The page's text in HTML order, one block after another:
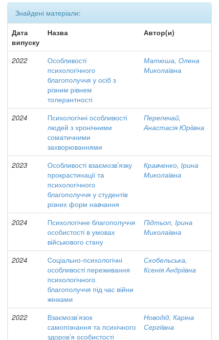
Знайдені матеріали:
Дата
випуску
Назва Автор(и)
2022
Особливості
психологічного
благополуччя у осіб з
різним рівнем
толерантності
Матюша, Олена
Миколаївна
2024
Психологічні особливості
людей з хронічними
соматичними
захворюваннями
Перепечай,
Анастасія Юріївна
2023
Особливості взаємозв’язку
прокрастинації та
психологічного
благополуччя у студентів
різних форм навчання
Кравченко, Ірина
Миколаївна
2024
Психологічне благополуччя
особистості в умовах
військового стану
Підтьоп, Ірина
Миколаївна
2024
Соціально-психологічні
особливості переживання
психологічного
благополуччя під час війни
жінками
Скобельська,
Ксенія Андріївна
2022
Взаємозв’язок
самопізнання та психічного
здоров’я особистості
Новодід, Каріна
Сергіївна